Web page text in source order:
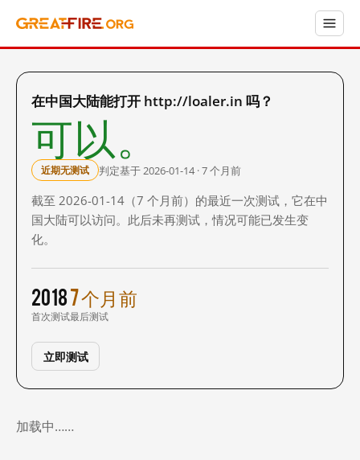
在中国大陆能打开 http://loaler.in 吗？
可以。
近期无测试 判定基于 2026-01-14 · 7 个月前
截至 2026-01-14（7 个月前）的最近一次测试，它在中
国大陆可以访问。此后未再测试，情况可能已发生变
化。
2018
首次测试
7 个月前
最后测试
立即测试
加载中……